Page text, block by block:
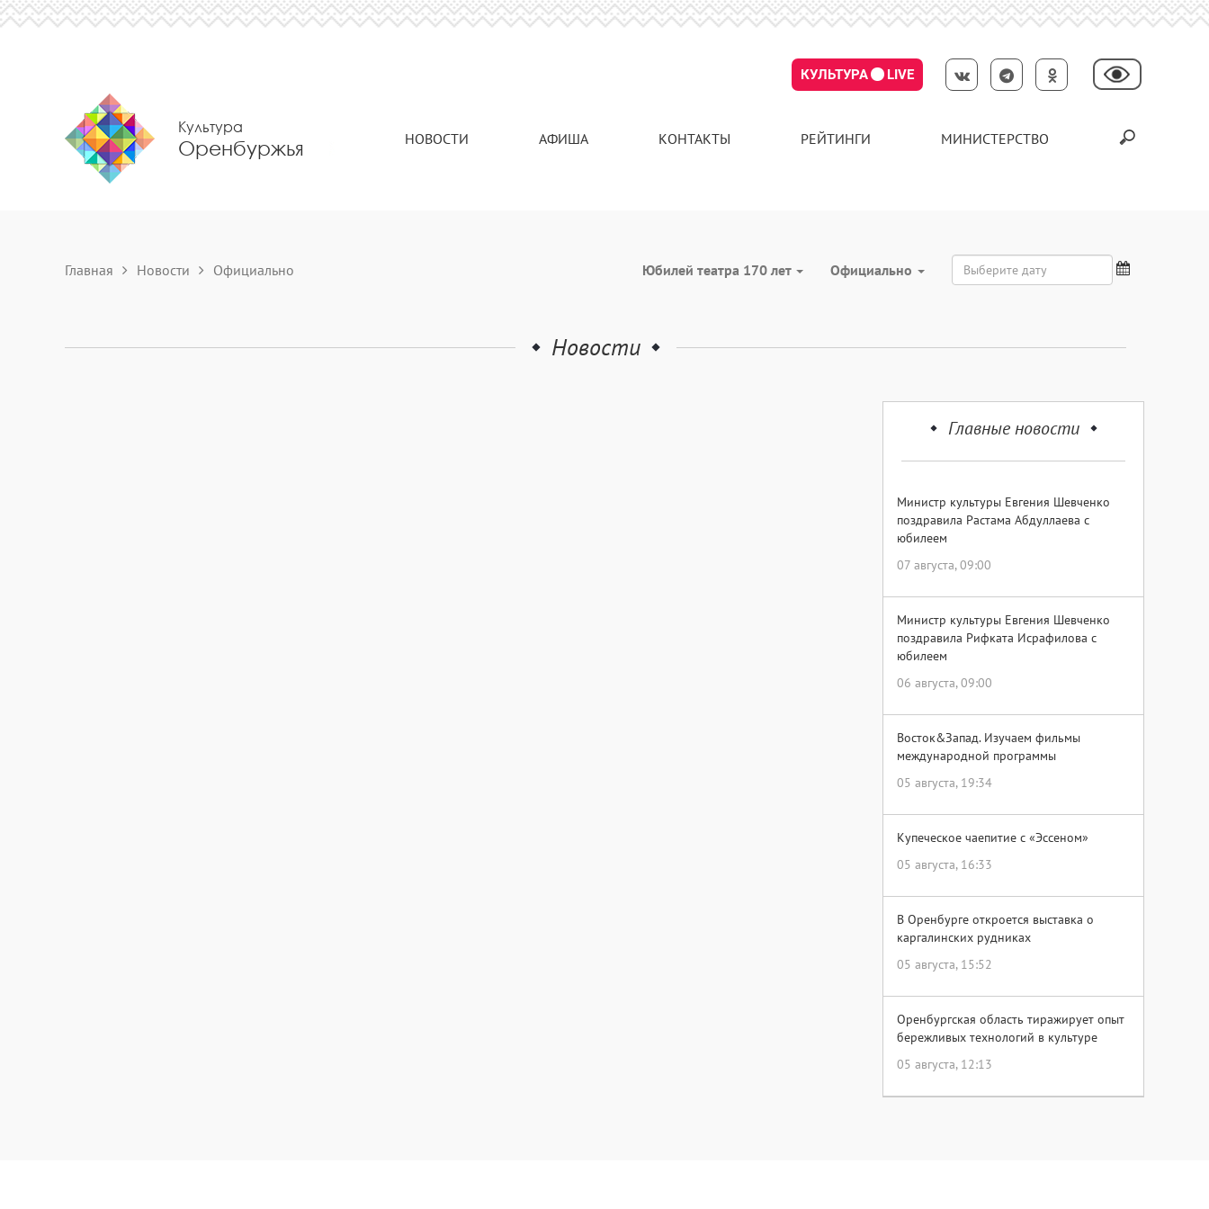
КУЛЬТУРА LIVE
Культура
Оренбуржья НОВОСТИ АФИША КОНТАКТЫ РЕЙТИНГИ МИНИСТЕРСТВО
Главная Новости Официально Юбилей театра 170 лет Официально
Новости
Главные новости
Министр культуры Евгения Шевченко
поздравила Растама Абдуллаева с
юбилеем
07 августа, 09:00
Министр культуры Евгения Шевченко
поздравила Рифката Исрафилова с
юбилеем
06 августа, 09:00
Восток&Запад. Изучаем фильмы
международной программы
05 августа, 19:34
Купеческое чаепитие с «Эссеном»
05 августа, 16:33
В Оренбурге откроется выставка о
каргалинских рудниках
05 августа, 15:52
Оренбургская область тиражирует опыт
бережливых технологий в культуре
05 августа, 12:13